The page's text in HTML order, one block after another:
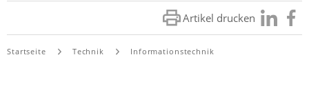
Artikel drucken Besuchen
Sie
Sie
Startseite Technik Informationstechnik